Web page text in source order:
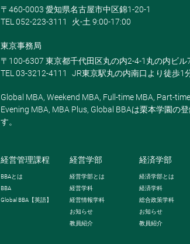
〒460-0003 愛知県名古屋市中区錦1-20-1
TEL 052-223-3111
火-土 9:00-17:00
東京事務局
〒100-6307 東京都千代田区丸の内2-4-1丸の内ビル
TEL 03-3212-4111
JR東京駅丸の内南口より徒歩1
Global MBA, Weekend MBA, Full-time MBA, Part-
Evening MBA, MBA Plus, Global BBAは栗本学園の
す。
経営管理課程
BBAとは
BBA
Global BBA 【英語】
経営学部
経営学部とは
経営学科
経営情報学科
お知らせ
教員紹介
経済学部
経済学部とは
経済学科
総合政策学科
お知らせ
教員紹介